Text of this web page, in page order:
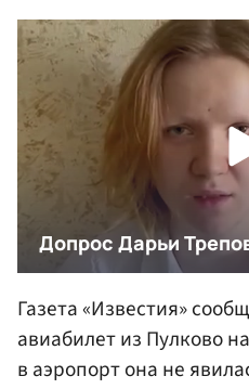
Газета «Известия»
авиабилет из Пулково
в аэропорт она не